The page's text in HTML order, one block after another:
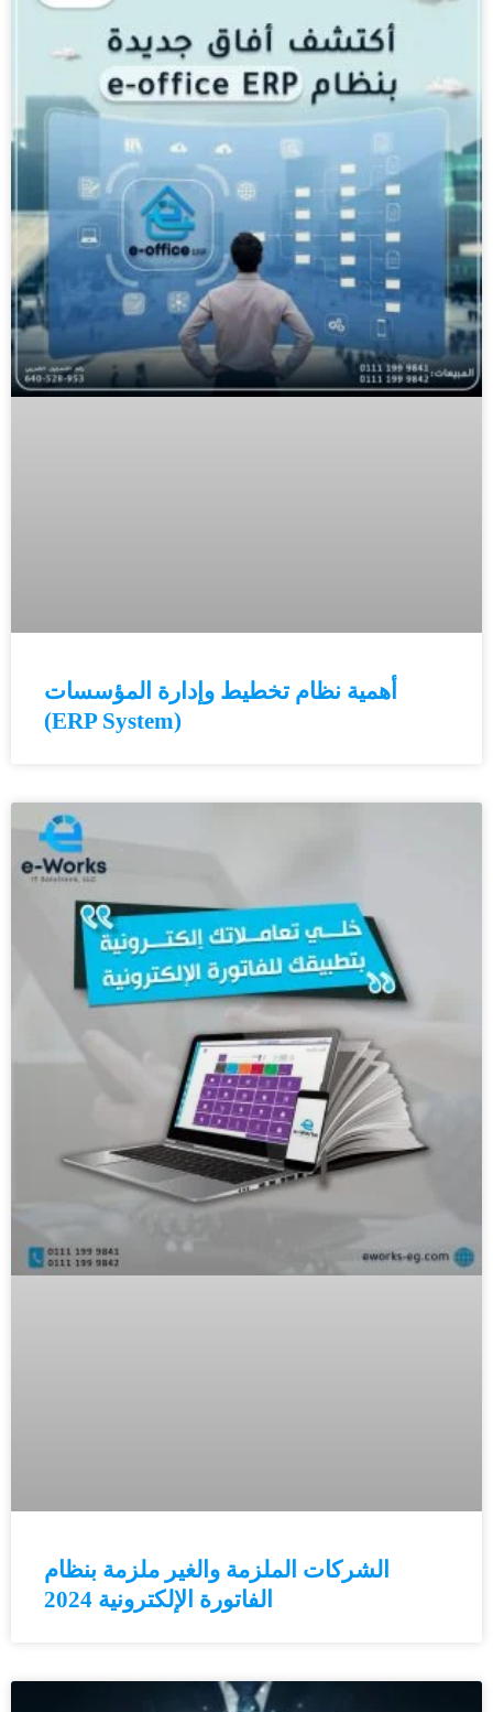
أهمية نظام تخطيط وإدارة المؤسسات
(ERP System)
الشركات الملزمة والغير ملزمة بنظام
الفاتورة الإلكترونية 2024